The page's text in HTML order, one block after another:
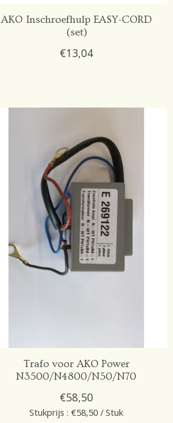
AKO Inschroefhulp EASY-CORD
(set)
€13,04
Trafo voor AKO Power
N3500/N4800/N50/N70
€58,50
Stukprijs : €58,50 / Stuk